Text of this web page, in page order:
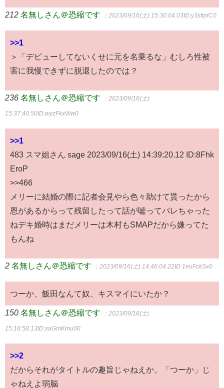
212 名無しさん＠恐縮です ：2023/09/16(土) 15:30:04.03ID:y3sfiptC0
>>1
＞「デビューしてないくせに元を名乗るな」むしろ性被
害に我慢できずに脱退したのでは？
236 名無しさん＠恐縮です ：2023/09/16(土)
15:37:40.50ID:wyzFkxWw0
>>1
483 スマ姐さん sage 2023/09/16(土) 14:39:20.12 ID:8Fhk
EroP
>>466
メリーに結婚の際に記者会見やら色々助けて貰ったから
恩があるからって残留したって話が嘘ってバレちゃった
ねデキ婚時はまだメリーは木村もSMAPだから嫌ってた
もんね
2 名無しさん＠恐縮です ：2023/09/16(土) 14:46:04.22ID:1euFckSx0
つーか、飯田なんて奴、キスマイにいたか？
150 名無しさん＠恐縮です ：2023/09/16(土)
15:16:58.13ID:xaGmKmu00
>>2
だからそれがタイトルの趣旨じゃねえか。「つーか」じ
ゃねえよ弱脳